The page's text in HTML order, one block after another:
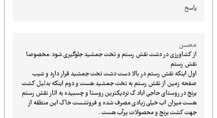
محسن
از کشاورزی در دشت نقش رستم و تخت جمشید جلوگیری شود .مخصوصا
نقش رستم
اول اینکه نقش رستم در بالا دست دشت تخت جمشید قرار دارد و شیب
صفحه زمین از نقش رستم به تخت جمشید هست و دوم اینکه بدلیل کشت
برنج در روستای حاجی اباد ک نزدیکترین روستا و چسبیده به اثار نقش رستم
هست میزان اب خیلی زیادی مصرف شده و فرونشست خاک این منطقه از
جهت کشت برنج و محصولات پرآب هست .